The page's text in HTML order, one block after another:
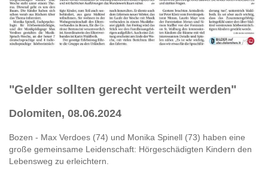
"Gelder sollten gerecht verteilt werden"
Dolomiten, 08.06.2024
Bozen - Max Verdoes (74) und Monika Spinell (73) haben eine
große gemeinsame Leidenschaft: Hörgeschädigten Kindern den
Lebensweg zu erleichtern.